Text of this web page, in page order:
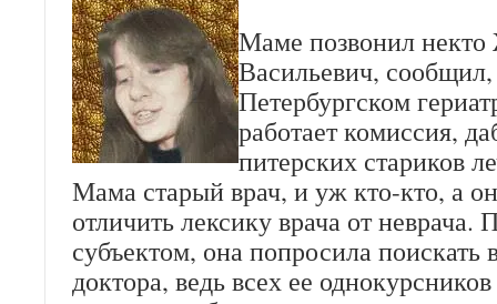
Маме позвонил
Васильевич,
Петербургском
работает комиссия,
питерских стариков
Мама старый врач, и уж кто-кто, а
отличить лексику врача от неврача.
субъектом, она попросила поискать
доктора, ведь всех ее